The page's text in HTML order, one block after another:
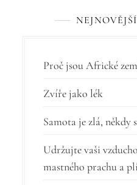
r
o
ř
í
s
Proč jsou Africké
Zvíře jako lék
Samota je zlá, někdy
Udržujte vaši
mastného prachu a